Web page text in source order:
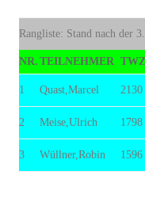
Rangliste: Stand nach der
NR. TEILNEHMER TWZ
1 Quast,Marcel 2130
2 Meise,Ulrich 1798
3 Wüllner,Robin 1596